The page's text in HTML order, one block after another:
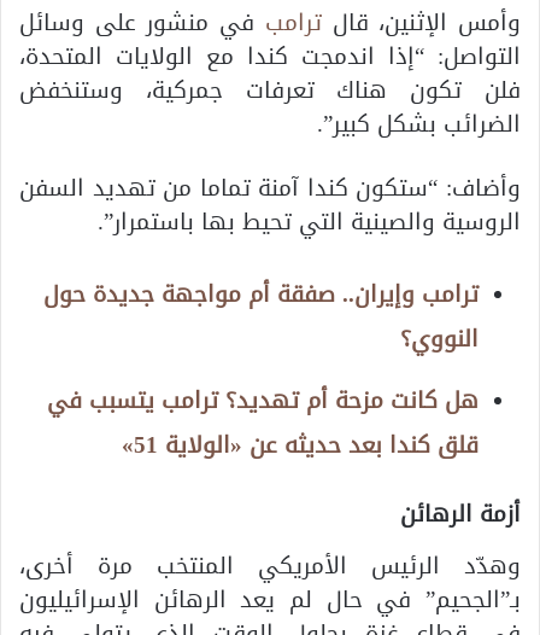
وأمس الإثنين، قال ترامب في منشور على وسائل
التواصل: “إذا اندمجت كندا مع الولايات المتحدة،
فلن تكون هناك تعرفات جمركية، وستنخفض
الضرائب بشكل كبير”.
وأضاف: “ستكون كندا آمنة تماما من تهديد السفن
الروسية والصينية التي تحيط بها باستمرار”.
ترامب وإيران.. صفقة أم مواجهة جديدة حول
النووي؟
هل كانت مزحة أم تهديد؟ ترامب يتسبب في
قلق كندا بعد حديثه عن «الولاية 51»
أزمة الرهائن
وهدّد الرئيس الأمريكي المنتخب مرة أخرى،
بـ”الجحيم” في حال لم يعد الرهائن الإسرائيليون